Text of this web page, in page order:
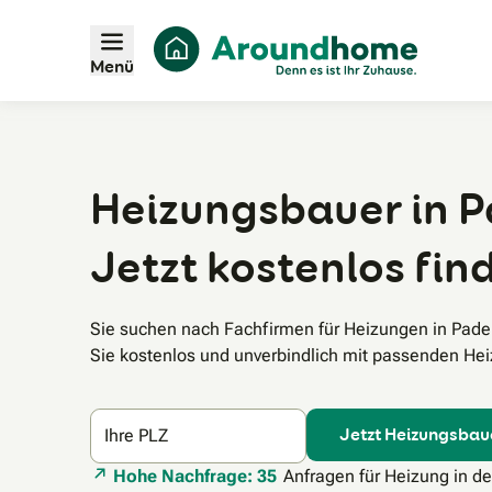
Menü
Heizungsbauer in
Jetzt kostenlos
Sie suchen nach Fachfirmen für Heizungen in
Sie kostenlos und unverbindlich mit passenden
Ihre PLZ Jetzt
Hohe Nachfrage: 35 Anfragen für Heizung in